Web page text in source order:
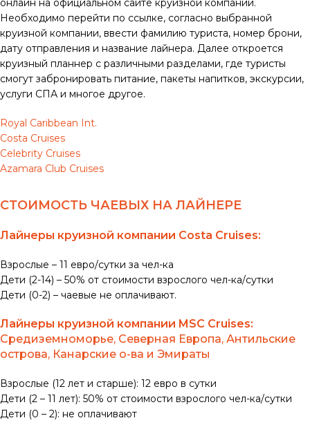
онлайн на официальном сайте круизной компании.
Необходимо перейти по ссылке, согласно выбранной
круизной компании, ввести фамилию туриста, номер брони,
дату отправления и название лайнера. Далее откроется
круизный планнер с различными разделами, где туристы
смогут забронировать питание, пакеты напитков, экскурсии,
услуги СПА и многое другое.
Royal Caribbean Int.
Costa Cruises
Celebrity Cruises
Azamara Club Cruises
СТОИМОСТЬ ЧАЕВЫХ НА ЛАЙНЕРЕ
Лайнеры круизной компании Costa Cruises:
Взрослые – 11 евро/сутки за чел-ка
Дети (2-14) – 50% от стоимости взрослого чел-ка/сутки
Дети (0-2) – чаевые не оплачивают.
Лайнеры круизной компании MSC Cruises:
Средиземноморье, Северная Европа, Антильские
острова, Канарские о-ва и Эмираты
Взрослые (12 лет и старше): 12 евро в сутки
Дети (2 – 11 лет): 50% от стоимости взрослого чел-ка/сутки
Дети (0 – 2): не оплачивают